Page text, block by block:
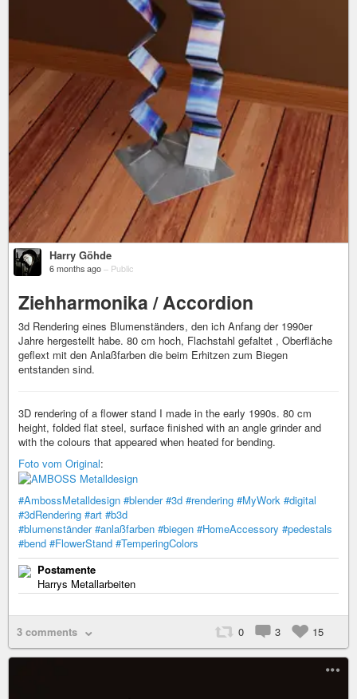
Harry Göhde
6 months ago – Public
Ziehharmonika / Accordion
3d Rendering eines Blumenständers, den ich Anfang der 1990er
Jahre hergestellt habe. 80 cm hoch, Flachstahl gefaltet , Oberfläche
geflext mit den Anlaßfarben die beim Erhitzen zum Biegen
entstanden sind.
3D rendering of a flower stand I made in the early 1990s. 80 cm
height, folded flat steel, surface finished with an angle grinder and
with the colours that appeared when heated for bending.
Foto vom Original:
#AmbossMetalldesign #blender #3d #rendering #MyWork #digital
#3dRendering #art #b3d
#blumenständer #anlaßfarben #biegen #HomeAccessory #pedestals
#bend #FlowerStand #TemperingColors
Postamente
Harrys Metallarbeiten
3 comments 0 3 15